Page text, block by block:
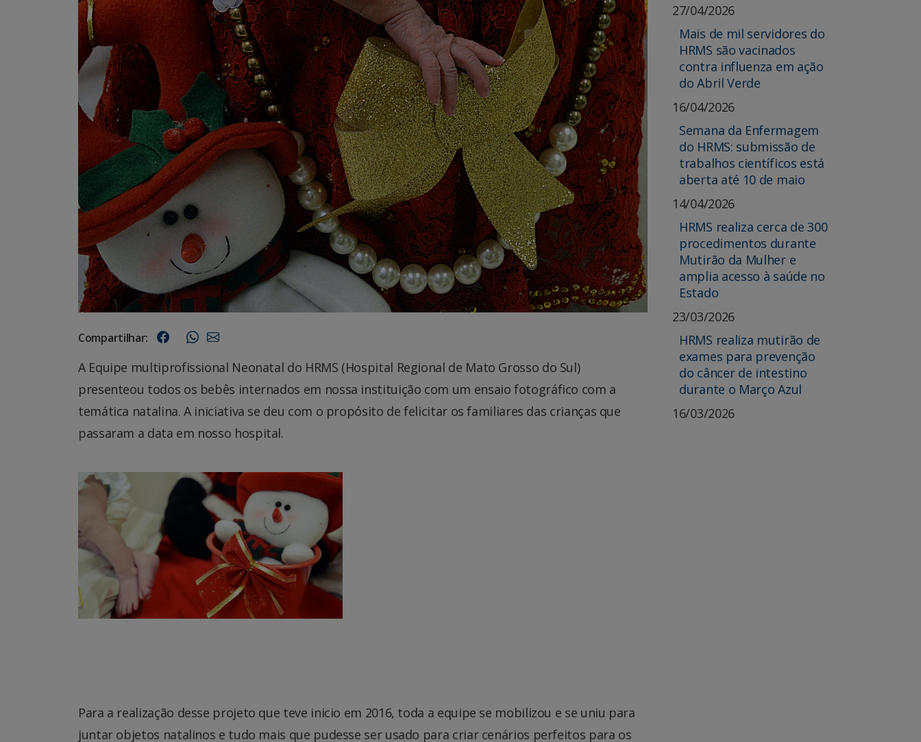
Compartilhar:
A Equipe multiprofissional Neonatal do HRMS (Hospital Regional de Mato Grosso do Sul)
presenteou todos os bebês internados em nossa instituição com um ensaio fotográfico com a
temática natalina. A iniciativa se deu com o propósito de felicitar os familiares das crianças que
passaram a data em nosso hospital.
Para a realização desse projeto que teve inicio em 2016, toda a equipe se mobilizou e se uniu para
juntar objetos natalinos e tudo mais que pudesse ser usado para criar cenários perfeitos para os
27/04/2026
Mais de mil servidores do
HRMS são vacinados
contra influenza em ação
do Abril Verde
16/04/2026
Semana da Enfermagem
do HRMS: submissão de
trabalhos científicos está
aberta até 10 de maio
14/04/2026
HRMS realiza cerca de 300
procedimentos durante
Mutirão da Mulher e
amplia acesso à saúde no
Estado
23/03/2026
HRMS realiza mutirão de
exames para prevenção
do câncer de intestino
durante o Março Azul
16/03/2026